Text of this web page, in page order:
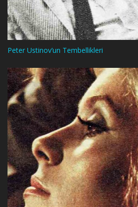
Peter Ustinov’un Tembellikleri